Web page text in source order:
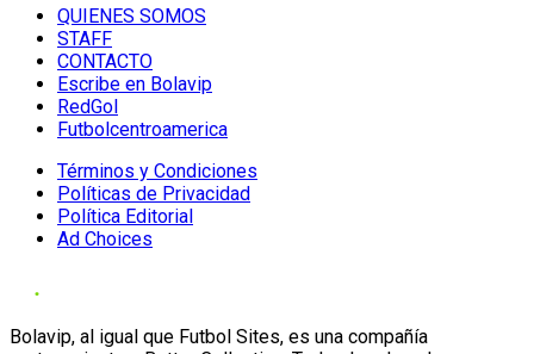
QUIENES SOMOS
STAFF
CONTACTO
Escribe en Bolavip
RedGol
Futbolcentroamerica
Términos y Condiciones
Políticas de Privacidad
Política Editorial
Ad Choices
Bolavip, al igual que Futbol Sites, es una compañía